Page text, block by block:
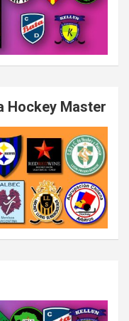
Hockey Master